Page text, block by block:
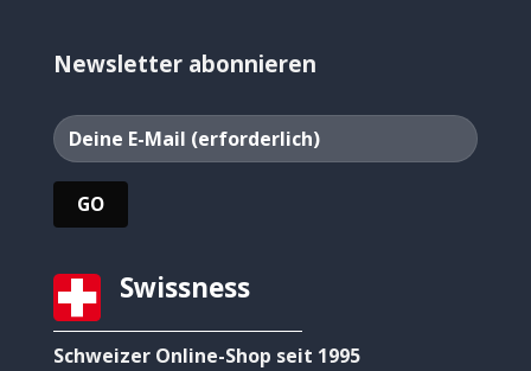
Newsletter abonnieren
Swissness
Schweizer Online-Shop seit 1995